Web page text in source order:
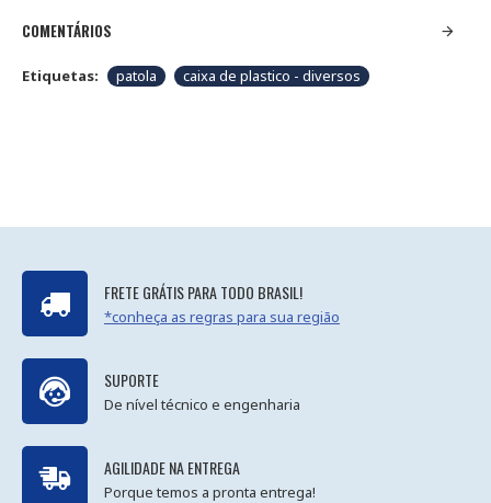
COMENTÁRIOS
Etiquetas: patola caixa de plastico - diversos
FRETE GRÁTIS PARA TODO BRASIL!
*conheça as regras para sua região
SUPORTE
De nível técnico e engenharia
AGILIDADE NA ENTREGA
Porque temos a pronta entrega!